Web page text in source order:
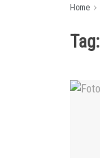
Home
Tag: